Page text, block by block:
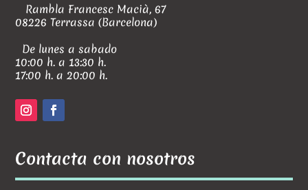
Rambla Francesc Macià, 67
08226 Terrassa (Barcelona)
De lunes a sabado
10:00 h. a 13:30 h.
17:00 h. a 20:00 h.
Contacta con nosotros